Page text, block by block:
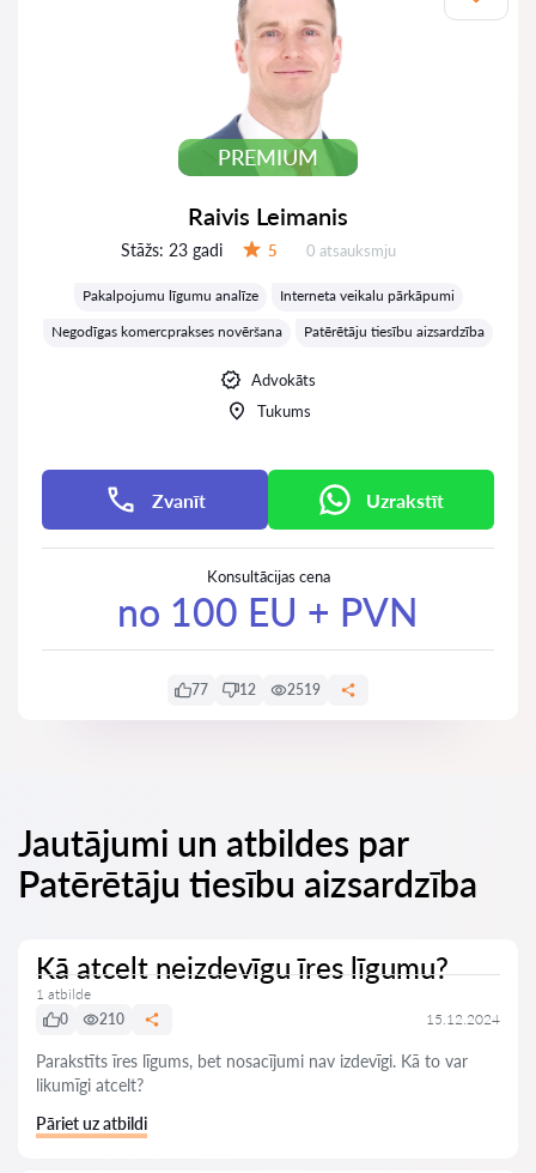
PREMIUM
Raivis Leimanis
Stāžs: 23 gadi 5 Atsauksmes:
0 atsauksmju
Pakalpojumu līgumu analīze
Interneta veikalu pārkāpumi
Negodīgas komercprakses novēršana
Patērētāju tiesību aizsardzība
Advokāts
Tukums
Zvanīt Uzrakstīt
Konsultācijas cena
no 100 EU + PVN
77 12 2519
Jautājumi un atbildes par
Patērētāju tiesību aizsardzība
Kā atcelt neizdevīgu īres līgumu?
1 atbilde
0
210 15.12.2024
Parakstīts īres līgums, bet nosacījumi nav izdevīgi. Kā to var
likumīgi atcelt?
Pāriet uz atbildi